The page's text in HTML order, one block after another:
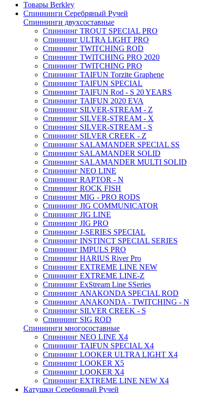
Товары Berkley
Спиннинги Серебряный Ручей
Спиннинги двухсоставные
Спиннинг TROUT SPECIAL PRO
Спиннинг ULTRA LIGHT PRO
Спиннинг TWITCHING ROD
Спиннинг TWITCHING PRO 2020
Спиннинг TWITCHING PRO
Спиннинг TAIFUN Torzite Graphene
Спиннинг TAIFUN SPECIAL
Спиннинг TAIFUN Rod - S 20 YEARS
Спиннинг TAIFUN 2020 EVA
Спиннинг SILVER-STREAM - Z
Спиннинг SILVER-STREAM - X
Спиннинг SILVER-STREAM - S
Спиннинг SILVER CREEK - Z
Спиннинг SALAMANDER SPECIAL SS
Спиннинг SALAMANDER SOLID
Спиннинг SALAMANDER MULTI SOLID
Спиннинг NEO LINE
Спиннинг RAPTOR - N
Спиннинг ROCK FISH
Спиннинг MIG - PRO RODS
Спиннинг JIG COMMUNICATOR
Спиннинг JIG LINE
Спиннинг JIG PRO
Спиннинг J-SERIES SPECIAL
Спиннинг INSTINCT SPECIAL SERIES
Спиннинг IMPULS PRO
Спиннинг HARIUS River Pro
Спиннинг EXTREME LINE NEW
Спиннинг EXTREME LINE-Z
Спиннинг ExStream Line SSeries
Спиннинг ANAKONDA SPECIAL ROD
Спиннинг ANAKONDA - TWITCHING - N
Спиннинг SILVER CREEK - S
Спиннинг SIG ROD
Спиннинги многосоставные
Спиннинг NEO LINE X4
Спиннинг TAIFUN SPECIAL X4
Спиннинг LOOKER ULTRA LIGHT X4
Спиннинг LOOKER X5
Спиннинг LOOKER X4
Спиннинг EXTREME LINE NEW X4
Катушки Серебряный Ручей